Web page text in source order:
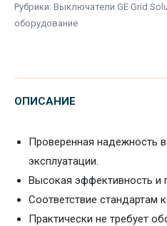
Рубрики: Выключатели GE Grid
оборудование
ОПИСАНИЕ
Проверенная надежность
эксплуатации.
Высокая эффективность и
Соответствие стандартам
Практически не требует